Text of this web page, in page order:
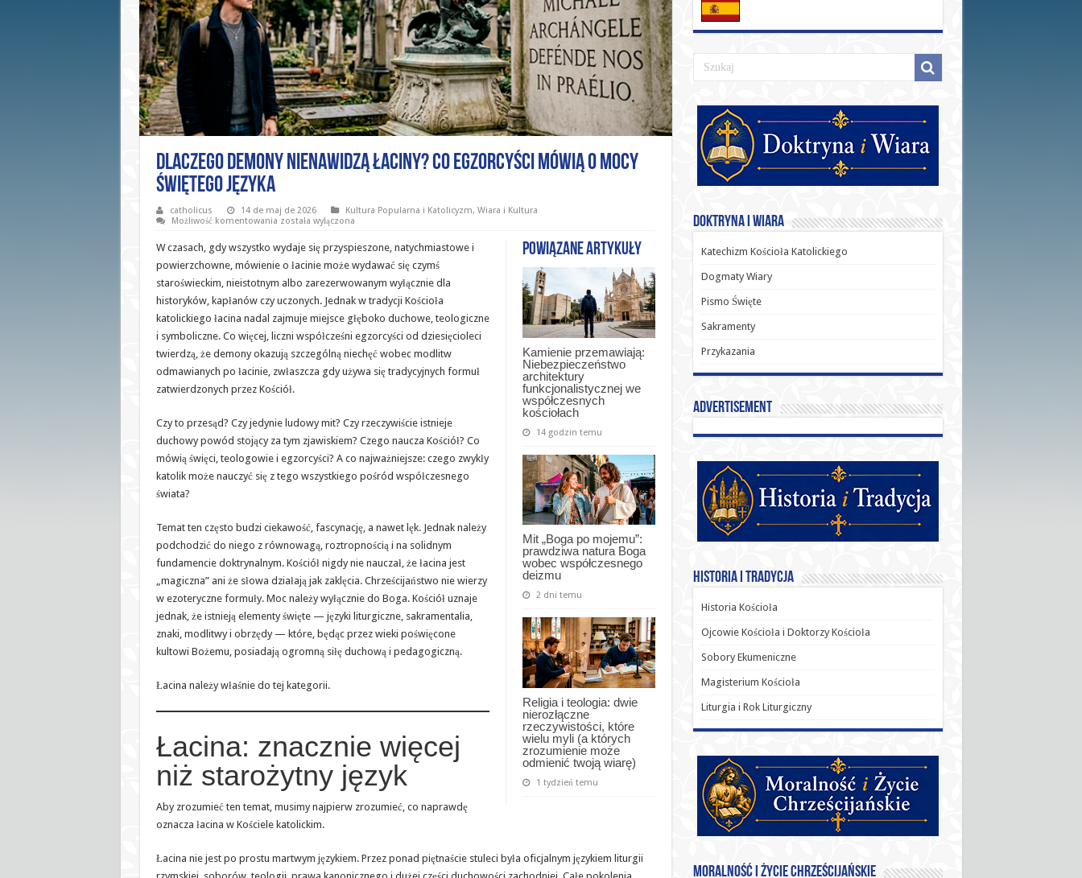
Dlaczego demony nienawidzą łaciny? Co egzorcyści mówią o mocy
świętego języka
catholicus 14 de maj de 2026 Kultura Popularna i Katolicyzm, Wiara i Kultura
Możliwość komentowania Dlaczego
nienawidzą
łaciny?
Co
egzorcyści
mówią
mocy
świętego
języka
została wyłączona
Powiązane artykuły
Kamienie przemawiają:
Niebezpieczeństwo
architektury
funkcjonalistycznej we
współczesnych
kościołach
14 godzin temu
Mit „Boga po mojemu”:
prawdziwa natura Boga
wobec współczesnego
deizmu
2 dni temu
Religia i teologia: dwie
nierozłączne
rzeczywistości, które
wielu myli (a których
zrozumienie może
odmienić twoją wiarę)
1 tydzień temu
W czasach, gdy wszystko wydaje się przyspieszone, natychmiastowe i
powierzchowne, mówienie o łacinie może wydawać się czymś
staroświeckim, nieistotnym albo zarezerwowanym wyłącznie dla
historyków, kapłanów czy uczonych. Jednak w tradycji Kościoła
katolickiego łacina nadal zajmuje miejsce głęboko duchowe, teologiczne
i symboliczne. Co więcej, liczni współcześni egzorcyści od dziesięcioleci
twierdzą, że demony okazują szczególną niechęć wobec modlitw
odmawianych po łacinie, zwłaszcza gdy używa się tradycyjnych formuł
zatwierdzonych przez Kościół.
Czy to przesąd? Czy jedynie ludowy mit? Czy rzeczywiście istnieje
duchowy powód stojący za tym zjawiskiem? Czego naucza Kościół? Co
mówią święci, teologowie i egzorcyści? A co najważniejsze: czego zwykły
katolik może nauczyć się z tego wszystkiego pośród współczesnego
świata?
Temat ten często budzi ciekawość, fascynację, a nawet lęk. Jednak należy
podchodzić do niego z równowagą, roztropnością i na solidnym
fundamencie doktrynalnym. Kościół nigdy nie nauczał, że łacina jest
„magiczna” ani że słowa działają jak zaklęcia. Chrześcijaństwo nie wierzy
w ezoteryczne formuły. Moc należy wyłącznie do Boga. Kościół uznaje
jednak, że istnieją elementy święte — języki liturgiczne, sakramentalia,
znaki, modlitwy i obrzędy — które, będąc przez wieki poświęcone
kultowi Bożemu, posiadają ogromną siłę duchową i pedagogiczną.
Łacina należy właśnie do tej kategorii.
Łacina: znacznie więcej
niż starożytny język
Aby zrozumieć ten temat, musimy najpierw zrozumieć, co naprawdę
oznacza łacina w Kościele katolickim.
Łacina nie jest po prostu martwym językiem. Przez ponad piętnaście stuleci była oficjalnym językiem liturgii
Doktryna i Wiara
Katechizm Kościoła Katolickiego
Dogmaty Wiary
Pismo Święte
Sakramenty
Przykazania
Advertisement
Historia i Tradycja
Historia Kościoła
Ojcowie Kościoła i Doktorzy Kościoła
Sobory Ekumeniczne
Magisterium Kościoła
Liturgia i Rok Liturgiczny
Moralność i Życie Chrześcijańskie